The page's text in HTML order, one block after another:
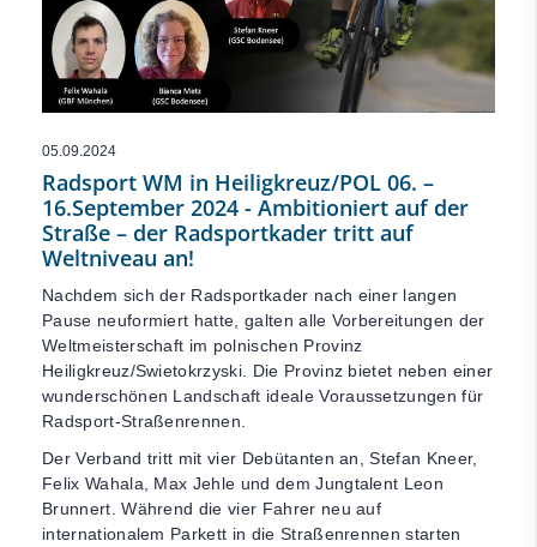
05.09.2024
Radsport WM in Heiligkreuz/POL 06. –
16.September 2024 - Ambitioniert auf der
Straße – der Radsportkader tritt auf
Weltniveau an!
Nachdem sich der Radsportkader nach einer langen
Pause neuformiert hatte, galten alle Vorbereitungen der
Weltmeisterschaft im polnischen Provinz
Heiligkreuz/Swietokrzyski. Die Provinz bietet neben einer
wunderschönen Landschaft ideale Voraussetzungen für
Radsport-Straßenrennen.
Der Verband tritt mit vier Debütanten an, Stefan Kneer,
Felix Wahala, Max Jehle und dem Jungtalent Leon
Brunnert. Während die vier Fahrer neu auf
internationalem Parkett in die Straßenrennen starten